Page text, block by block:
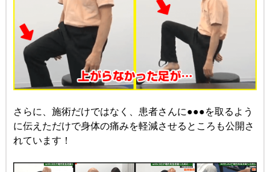
さらに、施術だけではなく、患者さんに●●●を取るよう
に伝えただけで身体の痛みを軽減させるところも公開さ
れています！